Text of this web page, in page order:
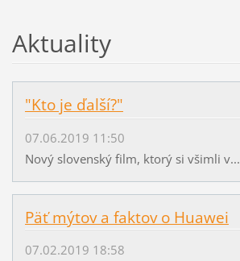
Aktuality
"Kto je ďalší?"
07.06.2019 11:50
Nový slovenský film, ktorý si všimli v...
Päť mýtov a faktov o Huawei
07.02.2019 18:58